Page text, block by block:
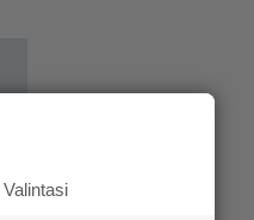
Valintasi